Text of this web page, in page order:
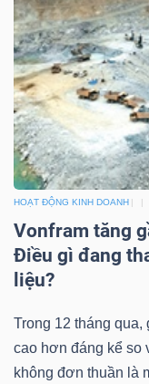
HOẠT ĐỘNG KINH DOANH
Vonfram tăng
Điều gì đang
liệu?
Trong 12 tháng qua,
cao hơn đáng kể so
không đơn thuần là
Dịch
vụ
(-)
Đào
tạo
tài
chính